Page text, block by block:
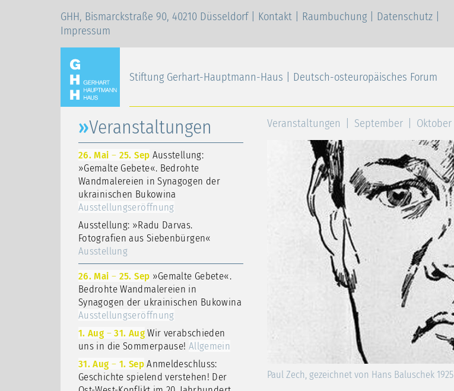
GHH, Bismarckstraße 90, 40210 Düsseldorf | Kontakt Raumbuchung Datenschutz
Impressum
Stiftung Gerhart-Hauptmann-Haus | Deutsch-osteuropäisches Forum
Veranstaltungen
26. Mai – 25. Sep Ausstellung:
»Gemalte Gebete«. Bedrohte
Wandmalereien in Synagogen der
ukrainischen Bukowina
Ausstellungseröffnung
Ausstellung: »Radu Darvas.
Fotografien aus Siebenbürgen«
Ausstellung
26. Mai – 25. Sep »Gemalte Gebete«.
Bedrohte Wandmalereien in
Synagogen der ukrainischen Bukowina
Ausstellungseröffnung
1. Aug –31. AugWir verabschieden
uns in die Sommerpause! Allgemein
31. Aug – 1. SepAnmeldeschluss:
Geschichte spielend verstehen! Der
Veranstaltungen September Oktober
Paul Zech, gezeichnet von Hans Baluschek 1925